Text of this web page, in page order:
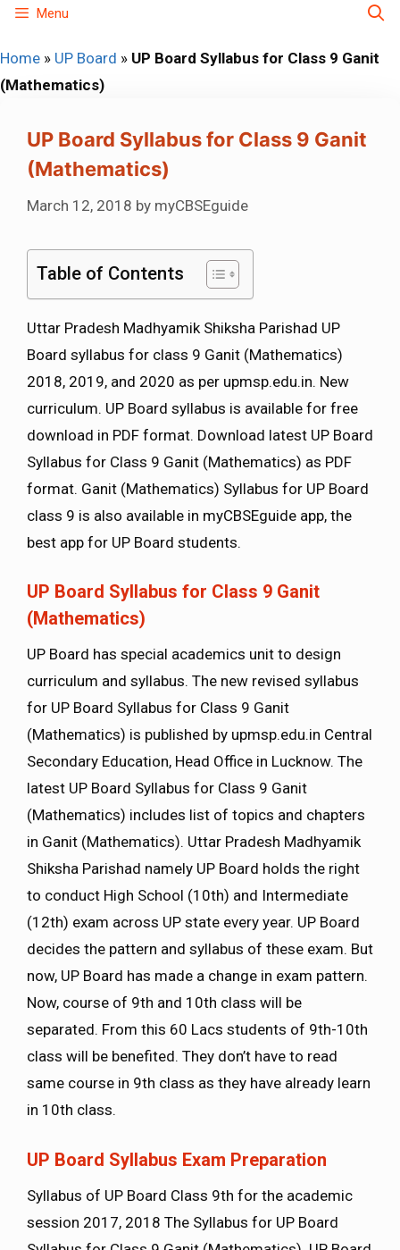
Skip
content
Menu
Home » UP Board » UP Board Syllabus for Class 9 Ganit
(Mathematics)
UP Board Syllabus for Class 9 Ganit
(Mathematics)
March 12, 2018 by myCBSEguide
Table of Contents
Uttar Pradesh Madhyamik Shiksha Parishad UP
Board syllabus for class 9 Ganit (Mathematics)
2018, 2019, and 2020 as per upmsp.edu.in. New
curriculum. UP Board syllabus is available for free
download in PDF format. Download latest UP Board
Syllabus for Class 9 Ganit (Mathematics) as PDF
format. Ganit (Mathematics) Syllabus for UP Board
class 9 is also available in myCBSEguide app, the
best app for UP Board students.
UP Board Syllabus for Class 9 Ganit
(Mathematics)
UP Board has special academics unit to design
curriculum and syllabus. The new revised syllabus
for UP Board Syllabus for Class 9 Ganit
(Mathematics) is published by upmsp.edu.in Central
Secondary Education, Head Office in Lucknow. The
latest UP Board Syllabus for Class 9 Ganit
(Mathematics) includes list of topics and chapters
in Ganit (Mathematics). Uttar Pradesh Madhyamik
Shiksha Parishad namely UP Board holds the right
to conduct High School (10th) and Intermediate
(12th) exam across UP state every year. UP Board
decides the pattern and syllabus of these exam. But
now, UP Board has made a change in exam pattern.
Now, course of 9th and 10th class will be
separated. From this 60 Lacs students of 9th-10th
class will be benefited. They don’t have to read
same course in 9th class as they have already learn
in 10th class.
UP Board Syllabus Exam Preparation
Syllabus of UP Board Class 9th for the academic
session 2017, 2018 The Syllabus for UP Board